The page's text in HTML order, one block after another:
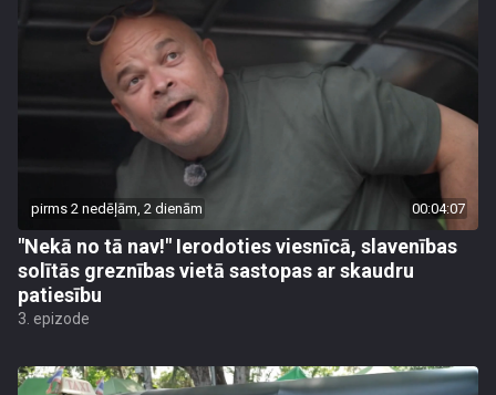
pirms 2 nedēļām, 2 dienām 00:04:07
"Nekā no tā nav!" Ierodoties viesnīcā, slavenības
solītās greznības vietā sastopas ar skaudru
patiesību
3. epizode